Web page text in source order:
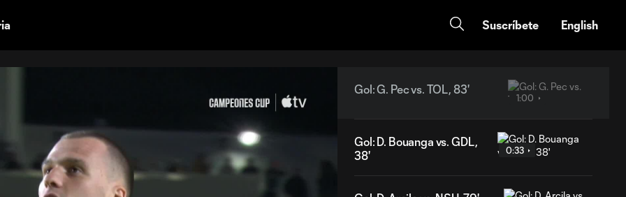
Suscríbete English
Gol: G. Pec vs. TOL, 83'
1:00
Gol: D. Bouanga vs. GDL,
38'
0:33